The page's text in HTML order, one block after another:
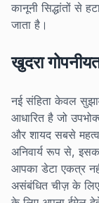
कानूनी सिद्धांतों से
जाता है।
खुदरा
नई संहिता केवल
आधारित है जो
और शायद सबसे
अनिवार्य रूप से,
आपका डेटा एकत्र
असंबंधित चीज़ के